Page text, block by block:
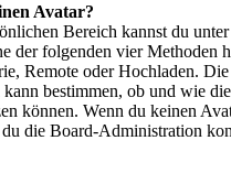
Avatar?
Bereich kannst du
der folgenden vier Methoden
Remote oder Hochladen.
bestimmen, ob und wie
können. Wenn du keinen
du die Board-Administration